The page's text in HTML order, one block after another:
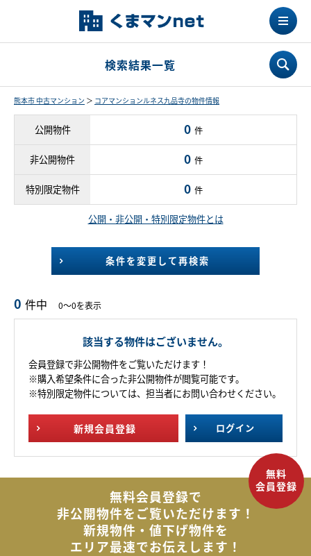
検索結果一覧
熊本市 中古マンション ＞ コアマンションルネス九品寺の物件情報
公開物件 0 件
非公開物件 0 件
特別限定物件 0 件
公開・非公開・特別限定物件とは
条件を変更して再検索
0 件中 0～0を表示
該当する物件はございません。
会員登録で非公開物件をご覧いただけます！
※購入希望条件に合った非公開物件が閲覧可能です。
※特別限定物件については、担当者にお問い合わせください。
新規会員登録 ログイン
無料会員登録で
非公開物件をご覧いただけます！
新規物件・値下げ物件を
エリア最速でお伝えします！